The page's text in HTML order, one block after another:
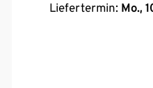
Liefertermin: Mo.,